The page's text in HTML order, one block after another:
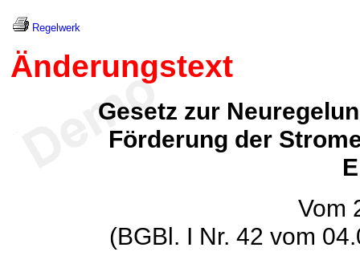
Regelwerk
Änderungstext
Gesetz zur
Förderung der
Vom
(BGBl. I Nr. 42 vom